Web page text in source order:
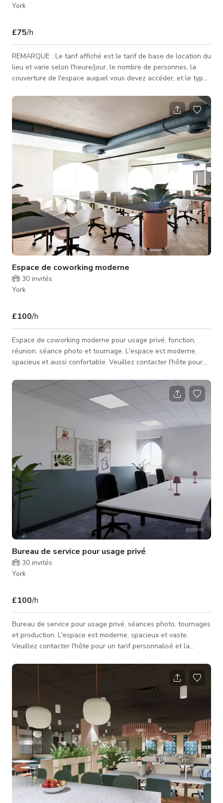
York
£75/h
REMARQUE : Le tarif affiché est le tarif de base de location du
lieu et varie selon l'heure/jour, le nombre de personnes, la
couverture de l'espace auquel vous devez accéder, et le type
des services de restauration et de boissons moyennant des
coûts supplémentaires. Contactez-nous pour des tarifs
personnalisés. Découvrez un joyau caché au cœur du North
Yorkshire dans ce charmant hôtel de campagne. Niché dans le
village pi
Espace de coworking moderne
30 invités
York
£100/h
Espace de coworking moderne pour usage privé, fonction,
réunion, séance photo et tournage. L'espace est moderne,
spacieux et aussi confortable. Veuillez contacter l'hôte pour
Bureau de service pour usage privé
30 invités
York
£100/h
Bureau de service pour usage privé, séances photo, tournages
et production. L'espace est moderne, spacieux et vaste.
Veuillez contacter l'hôte pour un tarif personnalisé et la